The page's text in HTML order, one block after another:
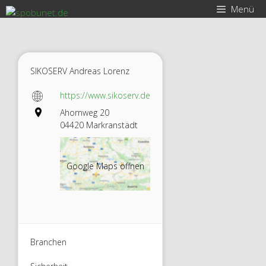
Zum
Inhalt
Menü
SIKOSERV Andreas Lorenz
https://www.sikoserv.de
Ahornweg 20
04420 Markranstädt
Google Maps öffnen
Branchen